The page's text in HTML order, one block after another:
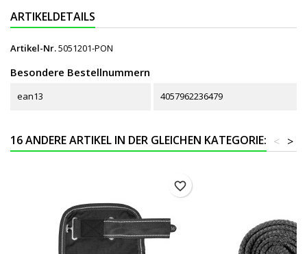
ARTIKELDETAILS
Artikel-Nr.5051201-PON
Besondere Bestellnummern
ean13 4057962236479
16 ANDERE ARTIKEL IN DER GLEICHEN KATEGORIE: >
<
favorite_border